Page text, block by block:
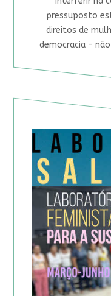
pressuposto
direitos de
democracia –